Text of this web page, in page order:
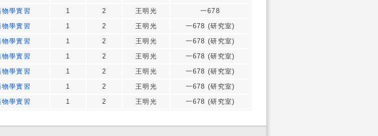
學實習 1 2 王明光
一678
學實習 1 2 王明光
一678 (研究室)
學實習 1 2 王明光
一678 (研究室)
學實習 1 2 王明光
一678 (研究室)
學實習 1 2 王明光
一678 (研究室)
學實習 1 2 王明光
一678 (研究室)
學實習 1 2 王明光 一678 (研究室)